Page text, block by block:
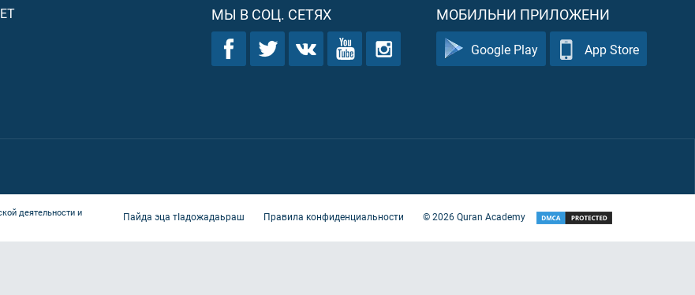
МЫ В СОЦ. СЕТЯХ МОБИЛЬНИ ПРИЛОЖЕНИ
Google Play App Store
деятельности и
Пайда эца тIадожадаьраш Правила конфиденциальности ©2026Quran Academy